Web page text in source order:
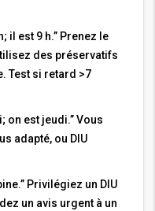
il est 9 h.” Prenez le
des préservatifs
Test si retard >7
on est jeudi.” Vous
adapté, ou DIU
Privilégiez un DIU
un avis urgent à un